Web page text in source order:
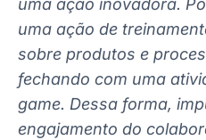
uma ação inovadora.
uma ação de
sobre produtos e
fechando com uma
game. Dessa forma,
engajamento do